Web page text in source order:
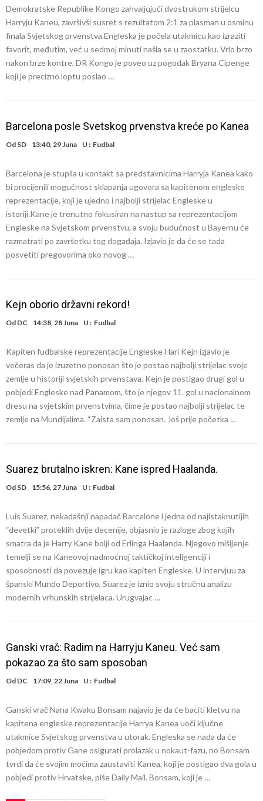
Demokratske Republike Kongo zahvaljujući dvostrukom strijelcu
Harryju Kaneu, završivši susret s rezultatom 2:1 za plasman u osminu
finala Svjetskog prvenstva.Engleska je počela utakmicu kao izraziti
favorit, međutim, već u sedmoj minuti našla se u zaostatku. Vrlo brzo
nakon brze kontre, DR Kongo je poveo uz pogodak Bryana Cipenge
koji je precizno loptu poslao …
Barcelona posle Svetskog prvenstva kreće po Kanea
Od SD 13:40, 29 Juna U : Fudbal
Barcelona je stupila u kontakt sa predstavnicima Harryja Kanea kako
bi procijenili mogućnost sklapanja ugovora sa kapitenom engleske
reprezentacije, koji je ujedno i najbolji strijelac Engleske u
istoriji.Kane je trenutno fokusiran na nastup sa reprezentacijom
Engleske na Svjetskom prvenstvu, a svoju budućnost u Bayernu će
razmatrati po završetku tog događaja. Izjavio je da će se tada
posvetiti pregovorima oko novog …
Kejn oborio državni rekord!
Od DC 14:38, 28 Juna U : Fudbal
Kapiten fudbalske reprezentacije Engleske Hari Kejn izjavio je
večeras da je izuzetno ponosan što je postao najbolji strijelac svoje
zemlje u historiji svjetskih prvenstava. Kejn je postigao drugi gol u
pobjedi Engleske nad Panamom, što je njegov 11. gol u nacionalnom
dresu na svjetskim prvenstvima, čime je postao najbolji strijelac te
zemlje na Mundijalima. “Zaista sam ponosan. Još prije početka …
Suarez brutalno iskren: Kane ispred Haalanda.
Od SD 15:56, 27 Juna U : Fudbal
Luis Suarez, nekadašnji napadač Barcelone i jedna od najistaknutijih
“devetki” proteklih dvije decenije, objasnio je razloge zbog kojih
smatra da je Harry Kane bolji od Erlinga Haalanda. Njegovo mišljenje
temelji se na Kaneovoj nadmoćnoj taktičkoj inteligenciji i
sposobnosti da povezuje igru kao kapiten Engleske. U intervjuu za
španski Mundo Deportivo, Suarez je iznio svoju stručnu analizu
modernih vrhunskih strijelaca. Urugvajac …
Ganski vrač: Radim na Harryju Kaneu. Već sam
pokazao za što sam sposoban
Od DC 17:09, 22 Juna U : Fudbal
Ganski vrač Nana Kwaku Bonsam najavio je da će baciti kletvu na
kapitena engleske reprezentacije Harrya Kanea uoči ključne
utakmice Svjetskog prvenstva u utorak. Engleska se nada da će
pobjedom protiv Gane osigurati prolazak u nokaut-fazu, no Bonsam
tvrdi da će svojim moćima zaustaviti Kanea, koji je postigao dva gola u
pobjedi protiv Hrvatske, piše Daily Mail. Bonsam, koji je …